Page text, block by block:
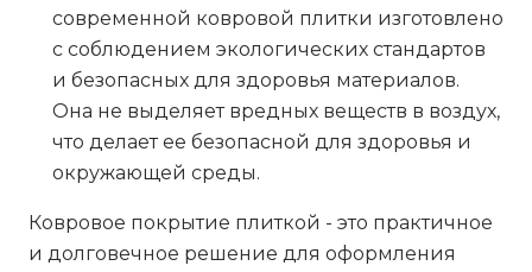
современной ковровой плитки изготовлено
с соблюдением экологических стандартов
и безопасных для здоровья материалов.
Она не выделяет вредных веществ в воздух,
что делает ее безопасной для здоровья и
окружающей среды.
Ковровое покрытие плиткой - это практичное
и долговечное решение для оформления